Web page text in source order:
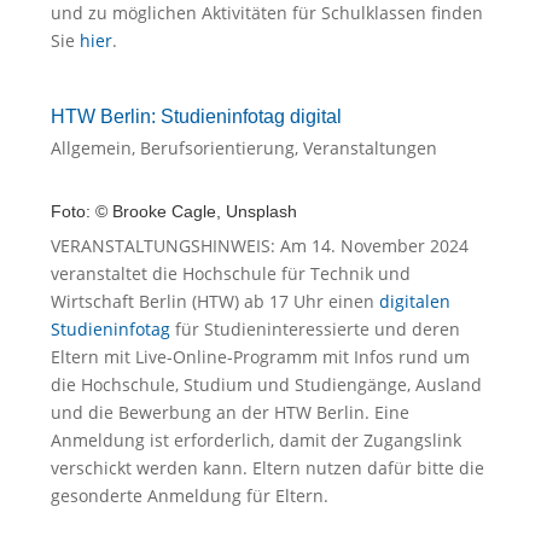
und zu möglichen Aktivitäten für Schulklassen finden
Sie hier.
HTW Berlin: Studieninfotag digital
Allgemein, Berufsorientierung, Veranstaltungen
Foto: © Brooke Cagle, Unsplash
VERANSTALTUNGSHINWEIS: Am 14. November 2024
veranstaltet die Hochschule für Technik und
Wirtschaft Berlin (HTW) ab 17 Uhr einen digitalen
Studieninfotag für Studieninteressierte und deren
Eltern mit Live-Online-Programm mit Infos rund um
die Hochschule, Studium und Studiengänge, Ausland
und die Bewerbung an der HTW Berlin. Eine
Anmeldung ist erforderlich, damit der Zugangslink
verschickt werden kann. Eltern nutzen dafür bitte die
gesonderte Anmeldung für Eltern.